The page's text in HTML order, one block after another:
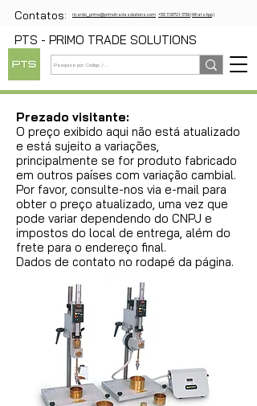
Contatos: ricardo_primo@primotradesolutions.com +55 11 97721-1739 (WhatsApp)
PTS - PRIMO TRADE SOLUTIONS
Prezado visitante:
O preço exibido aqui não está atualizado
e está sujeito a variações,
principalmente se for produto fabricado
em outros países com variação cambial.
Por favor, consulte-nos via e-mail para
obter o preço atualizado, uma vez que
pode variar dependendo do CNPJ e
impostos do local de entrega, além do
frete para o endereço final.
Dados de contato no rodapé da página.